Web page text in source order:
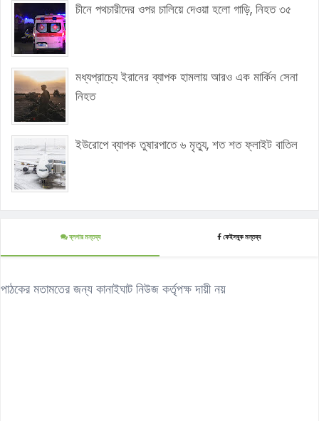
চীনে পথচারীদের ওপর চালিয়ে দেওয়া হলো গাড়ি, নিহত ৩৫
মধ্যপ্রাচ্যে ইরানের ব্যাপক হামলায় আরও এক মার্কিন সেনা
নিহত
ইউরোপে ব্যাপক তুষারপাতে ৬ মৃত্যু, শত শত ফ্লাইট বাতিল
ব্লগার মন্তব্য ফেইসবুক মন্তব্য
পাঠকের মতামতের জন্য কানাইঘাট নিউজ কর্তৃপক্ষ দায়ী নয়